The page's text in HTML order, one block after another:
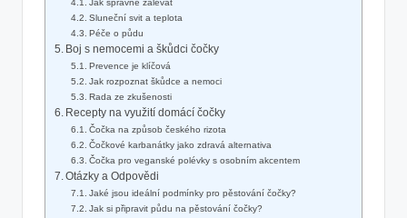
Jak správně zalévat
Sluneční svit a teplota
Péče o půdu
Boj s nemocemi a škůdci čočky
Prevence je klíčová
Jak rozpoznat škůdce a nemoci
Rada ze zkušenosti
Recepty na využití domácí čočky
Čočka na způsob českého rizota
Čočkové karbanátky jako zdravá alternativa
Čočka pro veganské polévky s osobním akcentem
Otázky a Odpovědi
Jaké jsou ideální podmínky pro pěstování čočky?
Jak si připravit půdu na pěstování čočky?